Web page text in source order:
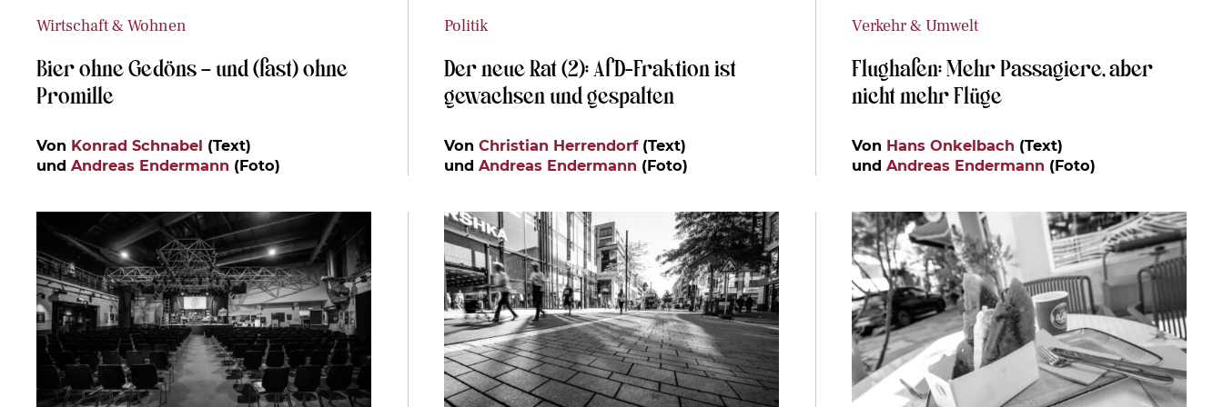
Wirtschaft & Wohnen
Bier ohne Gedöns – und (fast) ohne
Promille
Von Konrad Schnabel (Text)
und Andreas Endermann (Foto)
Politik
Der neue Rat (2): AfD-Fraktion ist
gewachsen und gespalten
Von Christian Herrendorf(Text)
und Andreas Endermann (Foto)
Verkehr & Umwelt
Flughafen: Mehr Passagiere, aber
nicht mehr Flüge
Von Hans Onkelbach (Text)
und Andreas Endermann (Foto)